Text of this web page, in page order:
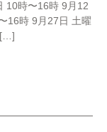
時〜16時 9月12
16時 9月27日 土曜
[…]